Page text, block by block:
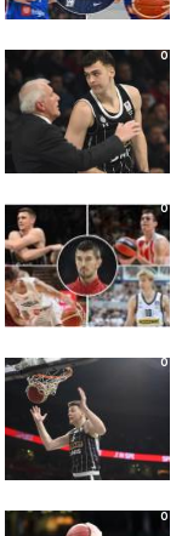
0
0
0
0